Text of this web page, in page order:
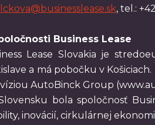
, tel.:
Business Lease
Lease Slovakia je
a má pobočku v
AutoBinck Group
bola spoločnosť
inovácií, cirkulárnej